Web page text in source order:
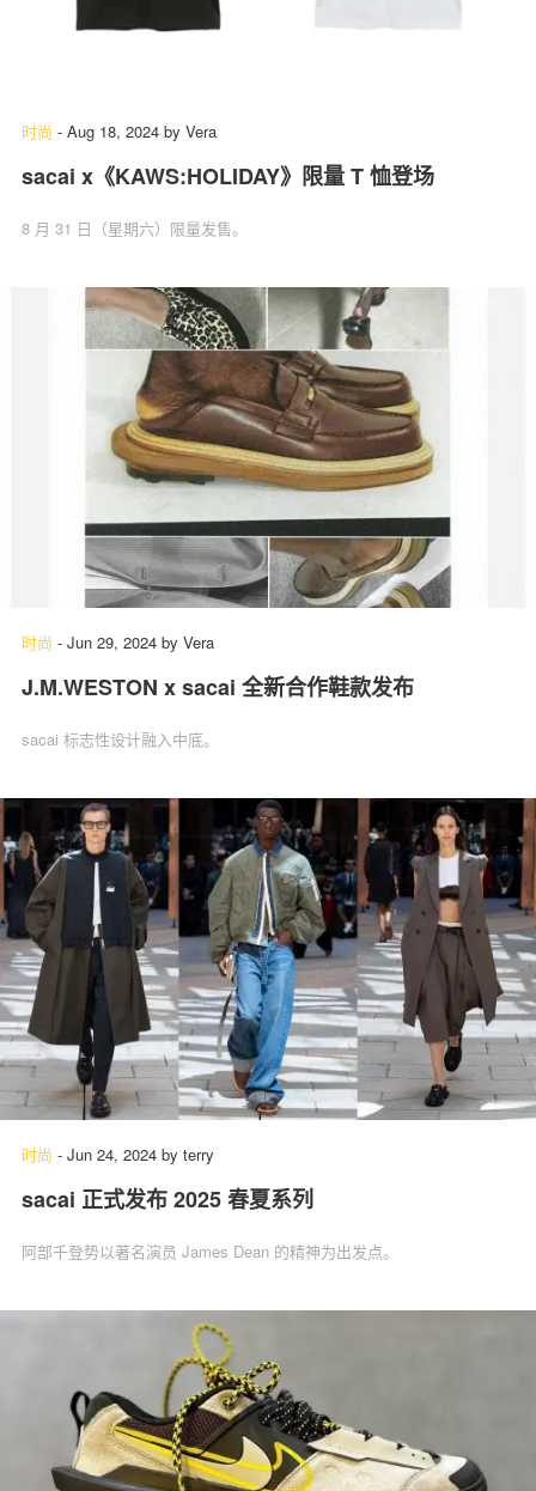
时尚 - Aug 18, 2024 by Vera
sacai x《KAWS:HOLIDAY》限量 T 恤登场
8 月 31 日（星期六）限量发售。
时尚 - Jun 29, 2024 by Vera
J.M.WESTON x sacai 全新合作鞋款发布
sacai 标志性设计融入中底。
时尚 - Jun 24, 2024 by terry
sacai 正式发布 2025 春夏系列
阿部千登势以著名演员 James Dean 的精神为出发点。